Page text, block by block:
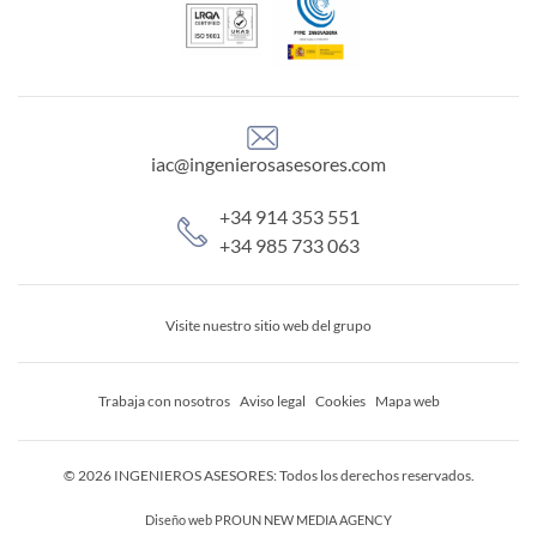
iac@ingenierosasesores.com
+34 914 353 551
+34 985 733 063
Visite nuestro sitio web del grupo
© 2026 INGENIEROS ASESORES: Todos los derechos reservados.
Trabaja con nosotros Aviso legal Cookies Mapa web
Diseño web PROUN NEW MEDIA AGENCY